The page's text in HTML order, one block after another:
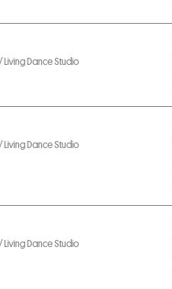
Living Dance Studio
Living Dance Studio
Living Dance Studio